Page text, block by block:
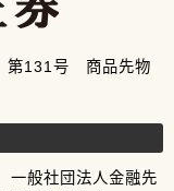
第131号 商品先物
一般社団法人金融先